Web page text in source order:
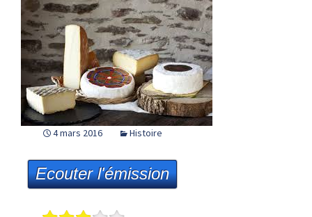
4 mars 2016 Histoire
Ecouter l'émission